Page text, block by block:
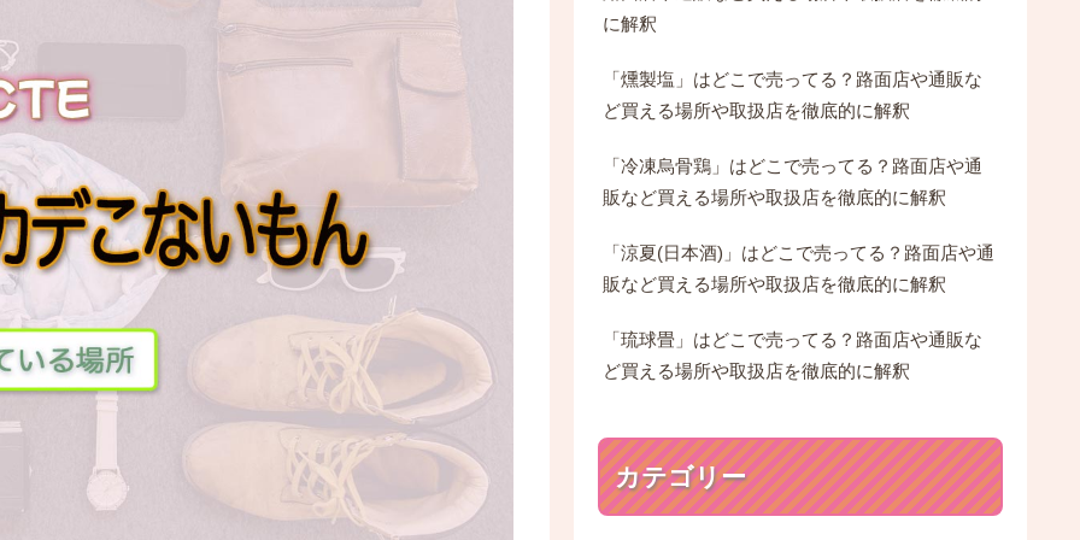
に解釈
「燻製塩」はどこで売ってる？路面店や通販な
ど買える場所や取扱店を徹底的に解釈
「冷凍烏骨鶏」はどこで売ってる？路面店や通
販など買える場所や取扱店を徹底的に解釈
「涼夏(日本酒)」はどこで売ってる？路面店や通
販など買える場所や取扱店を徹底的に解釈
「琉球畳」はどこで売ってる？路面店や通販な
ど買える場所や取扱店を徹底的に解釈
カテゴリー